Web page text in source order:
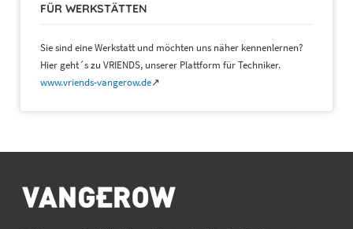
FÜR WERKSTÄTTEN
Sie sind eine Werkstatt und möchten uns näher kennenlernen?
Hier geht´s zu VRIENDS, unserer Plattform für Techniker.
www.vriends-vangerow.de↗